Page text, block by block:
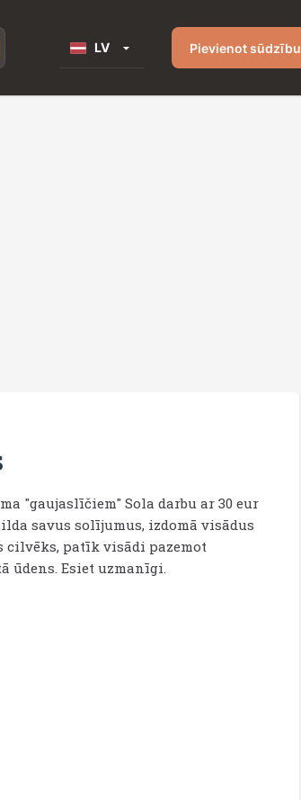
LV Pievienot sūdzību
"gaujaslīčiem" Sola darbu ar 30 eur
savus solījumus, izdomā visādus
cilvēks, patīk visādi pazemot
ūdens. Esiet uzmanīgi.